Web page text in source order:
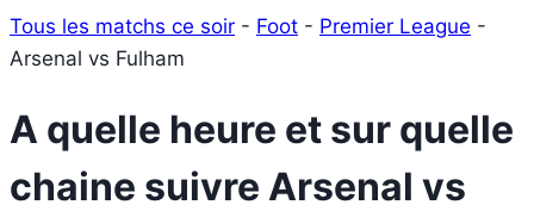
Tous les matchs ce soir - Foot - Premier League -
Arsenal vs Fulham
A quelle heure et sur quelle
chaine suivre Arsenal vs